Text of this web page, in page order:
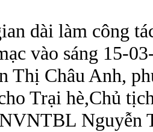
dài làm công
vào sáng 15-
Thị Châu Anh,
Trại hè,Chủ
Nguyễn